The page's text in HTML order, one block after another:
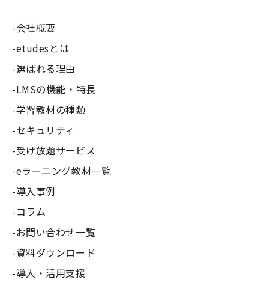
会社概要
etudesとは
選ばれる理由
LMSの機能・特長
学習教材の種類
セキュリティ
受け放題サービス
eラーニング教材一覧
導入事例
コラム
お問い合わせ一覧
資料ダウンロード
導入・活用支援